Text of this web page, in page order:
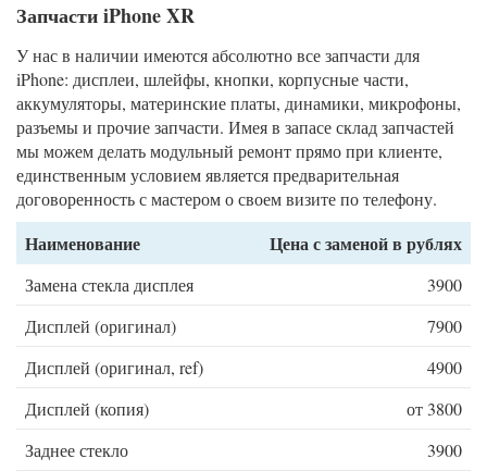
Запчасти iPhone XR
У нас в наличии имеются абсолютно все запчасти для
iPhone: дисплеи, шлейфы, кнопки, корпусные части,
аккумуляторы, материнские платы, динамики, микрофоны,
разъемы и прочие запчасти. Имея в запасе склад запчастей
мы можем делать модульный ремонт прямо при клиенте,
единственным условием является предварительная
договоренность с мастером о своем визите по телефону.
Наименование Цена с заменой в рублях
Замена стекла дисплея
3900
Дисплей (оригинал)
7900
Дисплей (оригинал, ref)
4900
Дисплей (копия)
от 3800
Заднее стекло
3900